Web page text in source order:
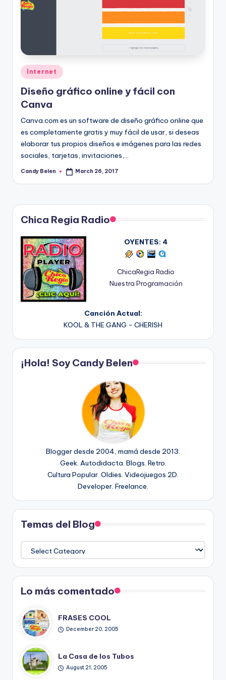
Posted
in
Internet
Diseño gráfico online y fácil con
Canva
Canva.com es un software de diseño gráfico online que
es completamente gratis y muy fácil de usar, si deseas
elaborar tus propios diseños e imágenes para las redes
sociales, tarjetas, invitaciones,…
Posted
Candy Belen March 26, 2017
Chica Regia Radio
OYENTES: 4
ChicaRegia Radio
Nuestra Programación
Canción Actual:
KOOL & THE GANG - CHERISH
¡Hola! Soy Candy Belen
Blogger desde 2004, mamá desde 2013.
Geek. Autodidacta. Blogs. Retro.
Cultura Popular. Oldies. Videojuegos 2D.
Developer. Freelance.
Temas del Blog
Temas
del
Blog
Lo más comentado
FRASES COOL
December 20, 2005
La Casa de los Tubos
August 21, 2005